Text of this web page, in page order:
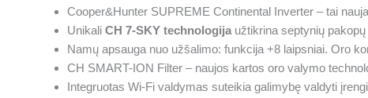
Cooper&Hunter SUPREME Continental Inverter – tai
Unikali CH 7-SKY technologija užtikrina septynių
Namų apsauga nuo užšalimo: funkcija +8 laipsniai. Oro
CH SMART-ION Filter – naujos kartos oro valymo
Integruotas Wi-Fi valdymas suteikia galimybę valdyti